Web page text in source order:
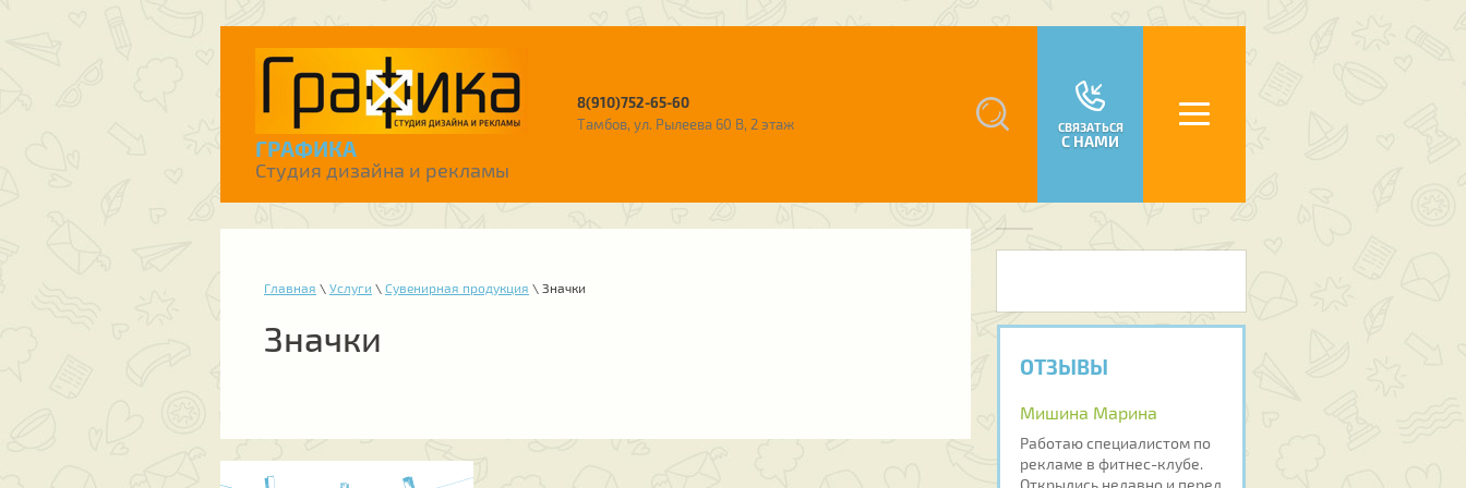
ГРАФИКА
Студия дизайна и рекламы
8(910)752-65-60
Тамбов, ул. Рылеева 60 В, 2 этаж
СВЯЗАТЬСЯ
С НАМИ
Главная \ Услуги \ Сувенирная продукция \ Значки
Значки
ОТЗЫВЫ
Мишина Марина
Работаю специалистом по
рекламе в фитнес-клубе.